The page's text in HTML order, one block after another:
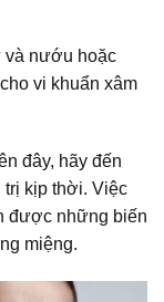
và nướu hoặc
vi khuẩn xâm
đây, hãy đến
trị kịp thời. Việc
được những biến
miệng.